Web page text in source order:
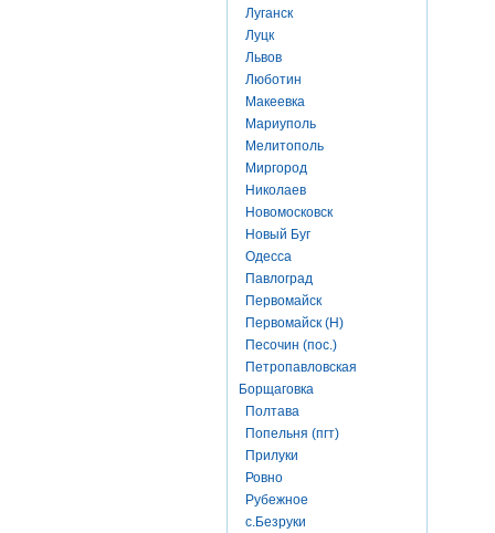
Луганск
Луцк
Львов
Люботин
Макеевка
Мариуполь
Мелитополь
Миргород
Николаев
Новомосковск
Новый Буг
Одесса
Павлоград
Первомайск
Первомайск (Н)
Песочин (пос.)
Петропавловская
Борщаговка
Полтава
Попельня (пгт)
Прилуки
Ровно
Рубежное
с.Безруки